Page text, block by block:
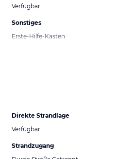
Verfügbar
Sonstiges
Erste-Hilfe-Kasten
Direkte Strandlage
Verfügbar
Strandzugang